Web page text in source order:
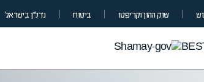
שוק ההון וקריפטו ביטוח נדל”ן בישראל